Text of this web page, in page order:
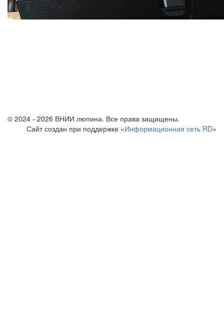
© 2024 - 2026 ВНИИ люпина. Все права защищены.
Сайт создан при поддержке «Информационная сеть RD»